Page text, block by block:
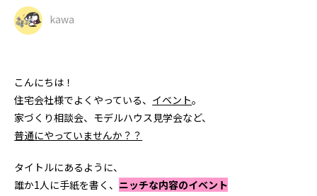
kawa
こんにちは！
住宅会社様でよくやっている、 イベント。
家づくり相談会、モデルハウス見学会など、
普通にやっていませんか？？
タイトルにあるように、
誰か1人に手紙を書く、 ニッチな内容のイベント